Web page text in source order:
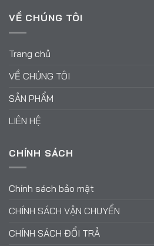
VỀ CHÚNG TÔI
Trang chủ
VỀ CHÚNG TÔI
SẢN PHẨM
LIÊN HỆ
CHÍNH SÁCH
Chính sách bảo mật
CHÍNH SÁCH VẬN CHUYỂN
CHÍNH SÁCH ĐỔI TRẢ